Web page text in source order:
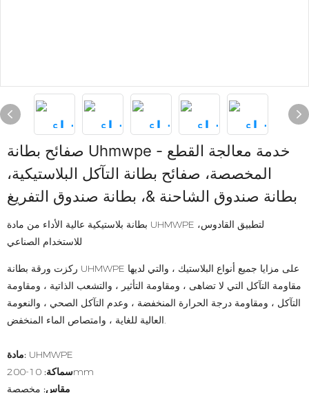
صفائح بطانة Uhmwpe - خدمة معالجة القطع
المخصصة، صفائح بطانة التآكل البلاستيكية،
بطانة صندوق الشاحنة &، بطانة صندوق التفريغ
بطانة بلاستيكية عالية الأداء من مادة UHMWPE لتطبيق القادوس،
للاستخدام الصناعي
ركزت ورقة بطانة UHMWPE على مزايا جميع أنواع البلاستيك ، والتي لديها
مقاومة التآكل التي لا تضاهى ، ومقاومة التأثير ، والتشعب الذاتية ، ومقاومة
التآكل ، ومقاومة درجة الحرارة المنخفضة ، وعدم التآكل الصحي ، والنعومة
العالية للغاية ، وامتصاص الماء المنخفض.
مادة: UHMWPE
سماكة:10-200mm
مقاس: مخصصة